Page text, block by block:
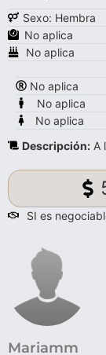
Sexo: Hembra
No aplica
No aplica
No aplica
No aplica
No aplica
Descripción: A
SI es
Mariamm